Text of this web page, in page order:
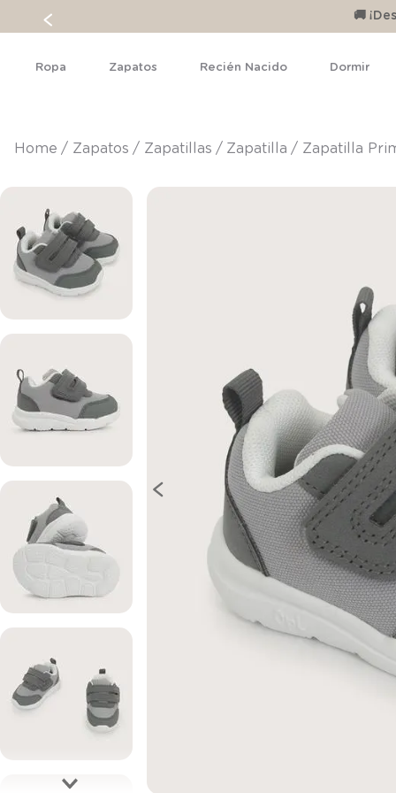
🚚
Ropa Zapatos Recién Nacido Dormir
zapatos zapatillas zapatilla Zapatilla